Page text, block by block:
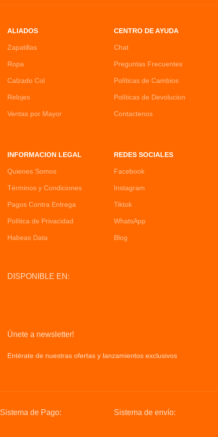
ALIADOS
Zapatillas
Ropa
Calzado Col
Relojes
Ventas por Mayor
CENTRO DE AYUDA
Chat
Preguntas Frecuentes
Políticas de Cambios
Políticas de Devolucion
Contactenos
INFORMACION LEGAL
Quienes Somos
Términos y Condiciones
Pagos Contra Entrega
Política de Privacidad
Habeas Data
REDES SOCIALES
Facebook
Instagram
Tiktok
WhatsApp
Blog
DISPONIBLE EN:
Únete a newsletter!
Entérate de nuestras ofertas y lanzamientos exclusivos
Sistema de Pago: Sistema de envío: